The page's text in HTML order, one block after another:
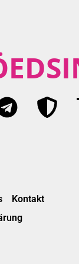
Kontakt